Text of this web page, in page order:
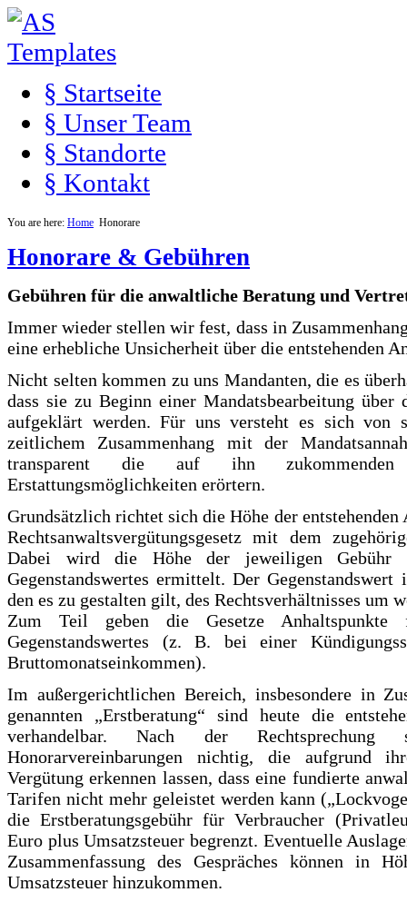
§ Startseite
§ Unser Team
§ Standorte
§ Kontakt
You are here: Home Honorare
Honorare & Gebühren
Gebühren für die anwaltliche Beratung und
Immer wieder stellen wir fest, dass in
eine erhebliche Unsicherheit über die entstehenden
Nicht selten kommen zu uns Mandanten, die es
dass sie zu Beginn einer Mandatsbearbeitung über
aufgeklärt werden. Für uns versteht es sich von
zeitlichem Zusammenhang mit der
transparent die auf ihn
Erstattungsmöglichkeiten erörtern.
Grundsätzlich richtet sich die Höhe der entstehenden
Rechtsanwaltsvergütungsgesetz mit dem
Dabei wird die Höhe der jeweiligen Gebühr
Gegenstandswertes ermittelt. Der
den es zu gestalten gilt, des Rechtsverhältnisses um
Zum Teil geben die Gesetze
Gegenstandswertes (z. B. bei einer
Bruttomonatseinkommen).
Im außergerichtlichen Bereich, insbesondere in
genannten „Erstberatung“ sind heute die
verhandelbar. Nach der
Honorarvereinbarungen nichtig, die aufgrund
Vergütung erkennen lassen, dass eine fundierte
Tarifen nicht mehr geleistet werden kann
die Erstberatungsgebühr für Verbraucher
Euro plus Umsatzsteuer begrenzt. Eventuelle
Zusammenfassung des Gespräches können in
Umsatzsteuer hinzukommen.